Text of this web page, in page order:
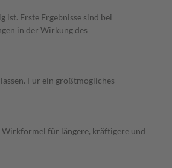
ist. Erste Ergebnisse sind bei
in der Wirkung des
Für ein größtmögliches
Wirkformel für längere, kräftigere und